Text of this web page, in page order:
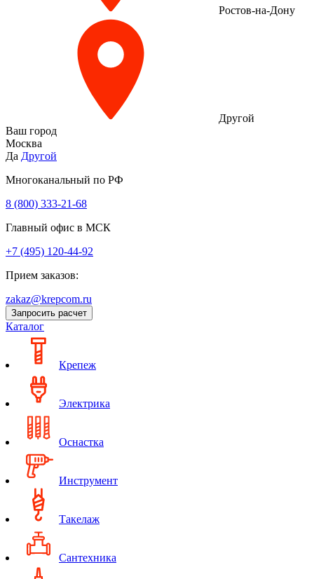
Ростов-на-Дону
Другой
Ваш город
Москва
Да Другой
Многоканальный по РФ
8 (800) 333‑21-68
Главный офис в МСК
+7 (495) 120-44-92
Прием заказов:
zakaz@krepcom.ru
Запросить расчет
Каталог
Крепеж
Электрика
Оснастка
Инструмент
Такелаж
Сантехника